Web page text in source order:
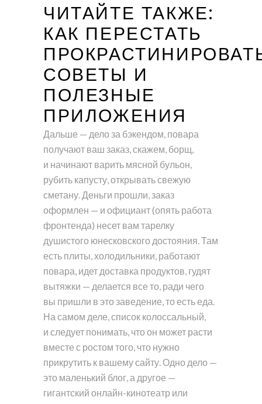
ЧИТАЙТЕ ТАКЖЕ:
КАК ПЕРЕСТАТЬ
СОВЕТЫ И
ПОЛЕЗНЫЕ
ПРИЛОЖЕНИЯ
Дальше — дело за бэкендом, повара
получают ваш заказ, скажем, борщ,
и начинают варить мясной бульон,
рубить капусту, открывать свежую
сметану. Деньги прошли, заказ
оформлен — и официант (опять работа
фронтенда) несет вам тарелку
душистого юнесковского достояния. Там
есть плиты, холодильники, работают
повара, идет доставка продуктов, гудят
вытяжки — делается все то, ради чего
вы пришли в это заведение, то есть еда.
На самом деле, список колоссальный,
и следует понимать, что он может расти
вместе с ростом того, что нужно
прикрутить к вашему сайту. Одно дело —
это маленький блог, а другое —
гигантский онлайн-кинотеатр или